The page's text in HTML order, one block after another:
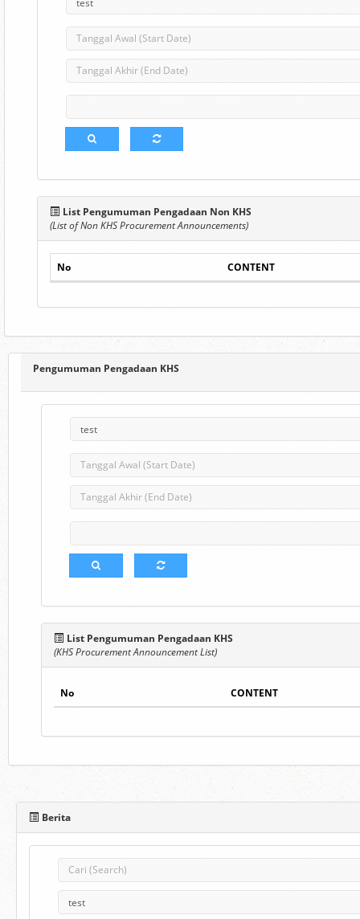
List Pengumuman Pengadaan Non KHS
(List of Non KHS Procurement Announcements)
No CONTENT
Pengumuman Pengadaan KHS
List Pengumuman Pengadaan KHS
(KHS Procurement Announcement List)
No CONTENT
Berita